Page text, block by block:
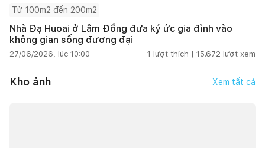
Từ 100m2 đến 200m2
Nhà Đạ Huoai ở Lâm Đồng đưa ký ức gia đình vào
không gian sống đương đại
27/06/2026, lúc 10:00 1 lượt thích | 15.672 lượt xem
Kho ảnh Xem tất cả